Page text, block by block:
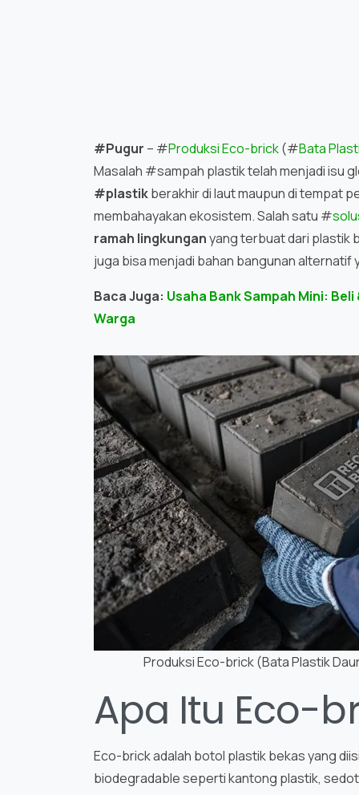
#Pugur – #Produksi Eco-brick(#Bata
Masalah #sampah plastik telah menjadi isu
#plastikberakhir di laut maupun di tempat
membahayakan ekosistem. Salah satu #
ramah lingkunganyang terbuat dari plastik
juga bisa menjadi bahan bangunan alternatif
Baca Juga: Usaha Bank Sampah Mini:
Warga
Produksi Eco-brick (Bata Plastik
Apa Itu Eco-
Eco-brick adalah botol plastik bekas yang
biodegradable seperti kantong plastik,